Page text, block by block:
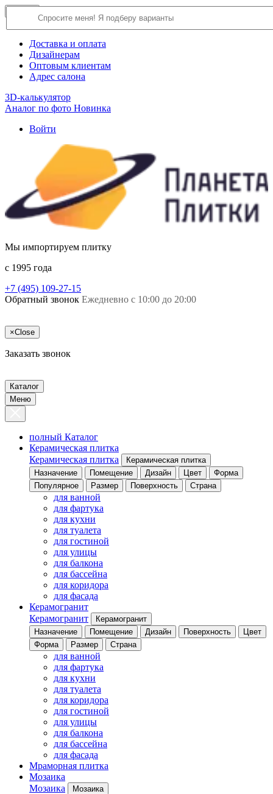
О компании
Доставка и оплата
Дизайнерам
Оптовым клиентам
Адрес салона
3D-калькулятор
Аналог по фото Новинка
Войти
Мы импортируем плитку
c 1995 года
+7 (495) 109-27-15
Обратный звонок Ежедневно с 10:00 до 20:00
×Close
Заказать звонок
Каталог
Меню
полный Каталог
Керамическая плитка
Керамическая плитка
Керамическая плитка
Назначение
Помещение Дизайн Цвет
Форма
Популярное
Размер Поверхность Страна
для ванной
для фартука
для кухни
для туалета
для гостиной
для улицы
для балкона
для бассейна
для коридора
для фасада
Керамогранит
Керамогранит
Керамогранит
Назначение
Помещение Дизайн Поверхность
Цвет
Форма
Размер Страна
для ванной
для фартука
для кухни
для туалета
для коридора
для гостиной
для улицы
для балкона
для бассейна
для фасада
Мраморная плитка
Мозаика
Мозаика
Мозаика